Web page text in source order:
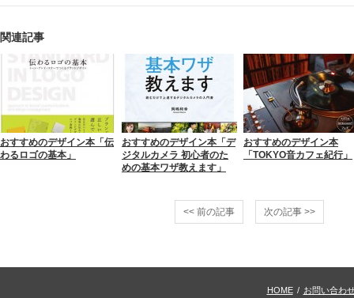
関連記事
おすすめのデザイン本「伝
わるロゴの基本」
おすすめのデザイン本「デ
ジタルカメラ 初心者のた
めの基本ワザ教えます」
おすすめのデザイン本
「TOKYO音カフェ紀行」
<< 前の記事 次の記事 >>
HOME / お問い合わ